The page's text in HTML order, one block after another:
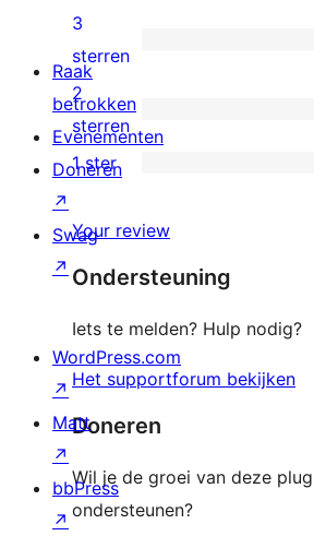
beoordeling
4
sterren
beoordelingen
0
3
sterren
beoordelingen
3
sterren
1
2
beoordeling
2
sterren
0
sterren
beoordelingen
1 ster
Your review
Ondersteuning
Iets te melden? Hulp nodig?
Het supportforum bekijken
Doneren
Wil je de groei van deze
ondersteunen?
Raak
betrokken
Evenementen
Doneren
↗
Swag
↗
WordPress.com
↗
Matt
↗
bbPress
↗